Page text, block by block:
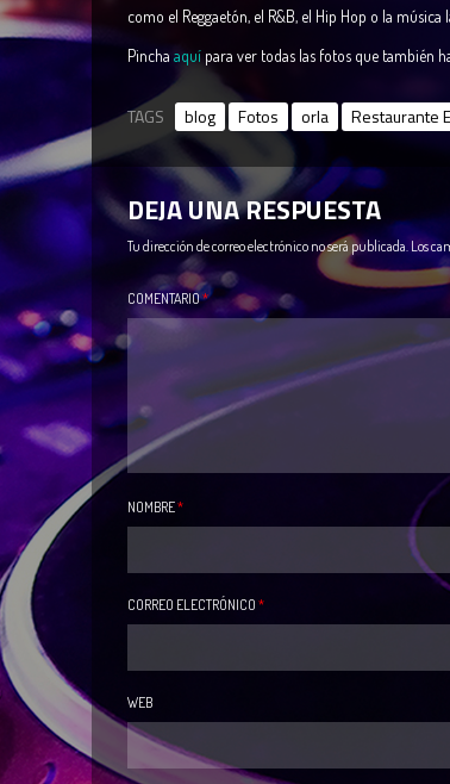
como el Reggaetón, el R&B, el Hip Hop o la música
Pincha aquí para ver todas las fotos que también
TAGS blog Fotos orla Restaurante
DEJA UNA RESPUESTA
Tu dirección de correo electrónico no será publicada. Los
COMENTARIO*
NOMBRE*
CORREO ELECTRÓNICO *
WEB